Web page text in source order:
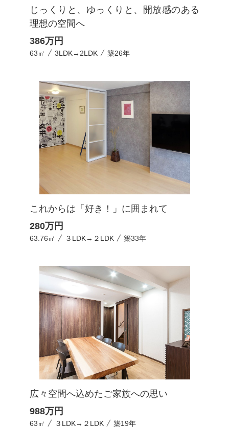
じっくりと、ゆっくりと、開放感のある
理想の空間へ
386万円
63㎡ 3LDK→2LDK 築26年
これからは「好き！」に囲まれて
280万円
63.76㎡ ３LDK→２LDK 築33年
広々空間へ込めたご家族への思い
988万円
63㎡ ３LDK→２LDK 築19年